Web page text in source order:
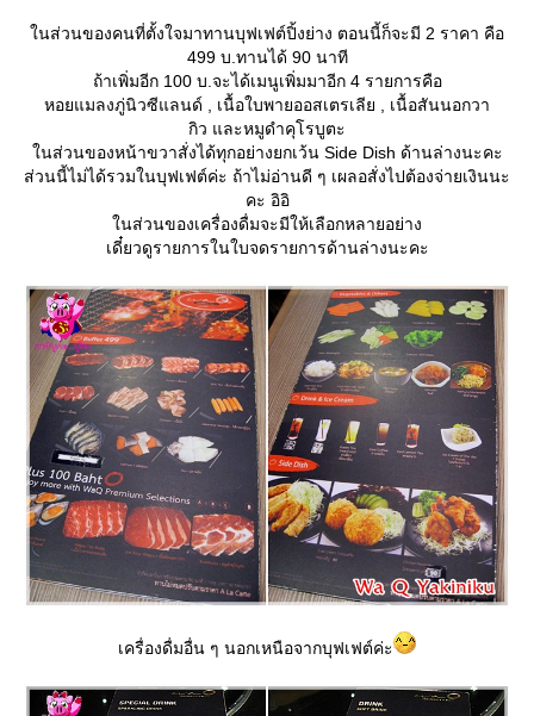
นส่วนของคนที่ตั้งใจมาทานบุฟเฟต์ปิ้งย่าง ตอนนี้ก็จะมี 2 ราคา คือ
499 บ.ทานได้ 90 นาที
ถ้าเพิ่มอีก 100 บ.จะได้เมนูเพิ่มมาอีก 4 รายการคือ
หอยแมลงภู่นิวซีแลนด์ , เนื้อใบพายออสเตรเลีย , เนื้อสันนอกวา
กิว และหมูดำคุโรบูตะ
นส่วนของหน้าขวาสั่งได้ทุกอย่างยกเว้น Side Dish ด้านล่างนะคะ
ส่วนนี้ไม่ได้รวมในบุฟเฟต์ค่ะ ถ้าไม่อ่านดี ๆ เผลอสั่งไปต้องจ่ายเงินนะ
คะ อิอิ
นส่วนของเครื่องดื่มจะมีให้เลือกหลายอย่าง
เดี๋ยวดูรายการในใบจดรายการด้านล่างนะคะ
เครื่องดื่มอื่น ๆ นอกเหนือจากบุฟเฟต์ค่ะ